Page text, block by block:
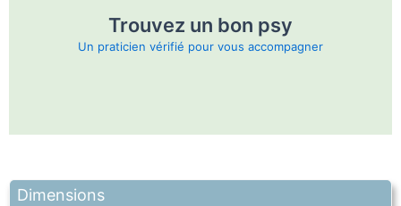
Dimensions
Trouvez un bon psy
Un praticien vérifié pour vous accompagner